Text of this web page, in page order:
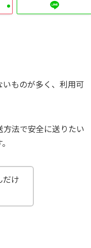
ものが多く、利用可
法で安全に送りたい
だけ